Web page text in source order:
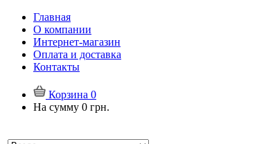
Главная
О компании
Интернет-магазин
Оплата и доставка
Контакты
Корзина 0
На сумму 0 грн.